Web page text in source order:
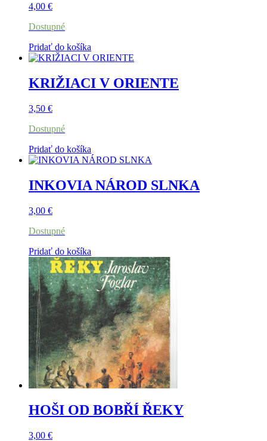
4,00 €
Dostupné
Pridať do košíka
KRIŽIACI V ORIENTE
3,50 €
Dostupné
Pridať do košíka
INKOVIA NÁROD SLNKA
3,00 €
Dostupné
Pridať do košíka
HOŠI OD BOBŘÍ ŘEKY
3,00 €